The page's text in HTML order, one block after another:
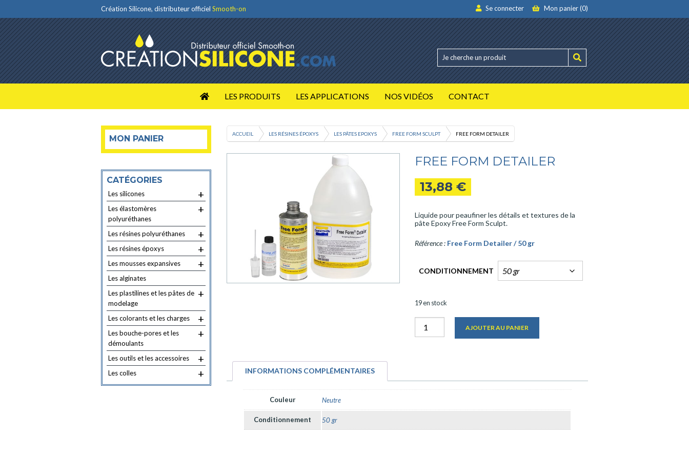
Création Silicone, distributeur officiel Smooth-on Se connecter Mon panier (0)
LES PRODUITS LES APPLICATIONS NOS VIDÉOS CONTACT
ACCUEIL LES RÉSINES ÉPOXYS LES PÂTES EPOXYS FREE FORM SCULPT FREE FORM DETAILER
FREE FORM DETAILER
13,88 €
Liquide pour peaufiner les détails et textures de la
pâte Epoxy Free Form Sculpt.
Référence : Free Form Detailer / 50 gr
CONDITIONNEMENT
19 en stock
quantité
Free
AJOUTER AU PANIER
INFORMATIONS COMPLÉMENTAIRES
Couleur Neutre
Conditionnement 50 gr
MON PANIER
CATÉGORIES
+
Les silicones
+
Les élastomères
polyuréthanes
+
Les résines polyuréthanes
+
Les résines époxys
+
Les mousses expansives
Les alginates
+
Les plastilines et les pâtes de
modelage
+
Les colorants et les charges
+
Les bouche-pores et les
démoulants
+
Les outils et les accessoires
+
Les colles